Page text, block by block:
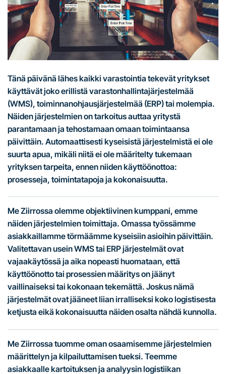
Tänä päivänä lähes kaikki varastointia tekevät yritykset
käyttävät joko erillistä varastonhallintajärjestelmää
(WMS), toiminnanohjausjärjestelmää (ERP) tai molempia.
Näiden järjestelmien on tarkoitus auttaa yritystä
parantamaan ja tehostamaan omaan toimintaansa
päivittäin. Automaattisesti kyseisistä järjestelmistä ei ole
suurta apua, mikäli niitä ei ole määritelty tukemaan
yrityksen tarpeita, ennen niiden käyttöönottoa:
prosesseja, toimintatapoja ja kokonaisuutta.
Me Ziirrossa olemme objektiivinen kumppani, emme
näiden järjestelmien toimittaja. Omassa työssämme
asiakkaillamme törmäämme kyseisiin asioihin päivittäin.
Valitettavan usein WMS tai ERP järjestelmät ovat
vajaakäytössä ja aika nopeasti huomataan, että
käyttöönotto tai prosessien määritys on jäänyt
vaillinaiseksi tai kokonaan tekemättä. Joskus nämä
järjestelmät ovat jääneet liian irralliseksi koko logistisesta
ketjusta eikä kokonaisuutta näiden osalta nähdä kunnolla.
Me Ziirrossa tuomme oman osaamisemme järjestelmien
määrittelyn ja kilpailuttamisen tueksi. Teemme
asiakkaalle kartoituksen ja analyysin logistiikan